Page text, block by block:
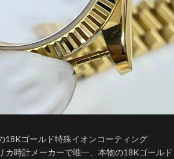
18Kゴールド特殊イオンコーティング
カ時計メーカーで唯一、本物の18Kゴールド